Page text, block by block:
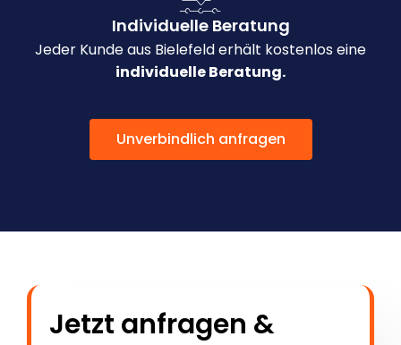
Individuelle Beratung
Jeder Kunde aus Bielefeld erhält kostenlos eine
individuelle Beratung.
Unverbindlich anfragen
Jetzt anfragen &